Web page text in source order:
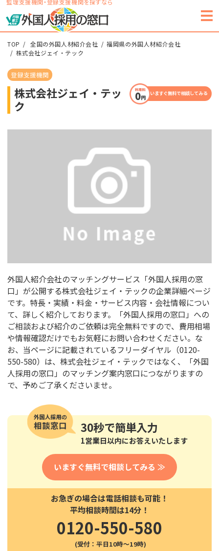
監理支援機関・登録支援機関を探すなら
TOP 全国の外国人材紹介会社
福岡県の外国人材紹介会社
株式会社ジェイ・テック
登録支援機関
株式会社ジェイ・テッ
ク
いますぐ無料で相談してみる
外国人紹介会社のマッチングサービス「外国人採用の窓
口」が公開する株式会社ジェイ・テックの企業詳細ページ
です。特長・実績・料金・サービス内容・会社情報につい
て、詳しく紹介しております。「外国人採用の窓口」への
ご相談および紹介のご依頼は完全無料ですので、費用相場
や情報確認だけでもお気軽にお問い合わせください。な
お、当ページに記載されているフリーダイヤル（0120-
550-580）は、株式会社ジェイ・テックではなく、「外国
人採用の窓口」のマッチング案内窓口につながりますの
で、予めご了承くださいませ。
30秒で簡単入力
1営業日以内にお答えいたします
いますぐ無料で相談してみる ≫
お急ぎの場合は電話相談も可能！
平均相談時間は14分！
0120-550-580
(受付：平日10時〜19時)